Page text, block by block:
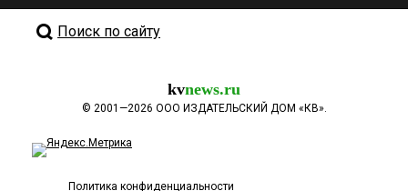
Поиск по сайту
kvnews.ru
© 2001—2026 ООО ИЗДАТЕЛЬСКИЙ ДОМ «КВ».
Политика конфиденциальности